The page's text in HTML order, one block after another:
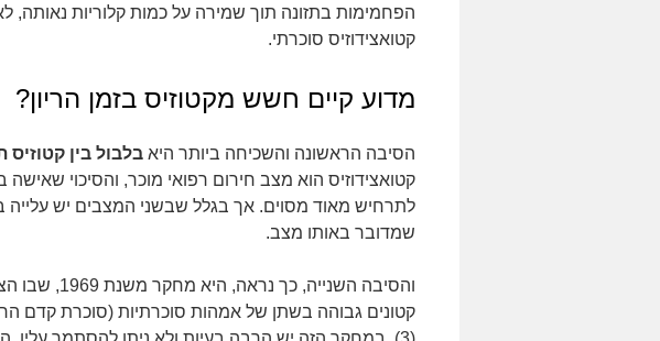
הפחמימות בתזונה תוך שמירה על כמות קלוריות נאותה,
קטואצידוזיס סוכרתי.
מדוע קיים חשש מקטוזיס בזמן הריון?
הסיבה הראשונה והשכיחה ביותר היא בלבול בין קטוזיס
קטואצידוזיס הוא מצב חירום רפואי מוכר, והסיכוי שאישה
לתרחיש מאוד מסוים. אך בגלל שבשני המצבים יש
שמדובר באותו מצב.
והסיבה
קטונים גבוהה בשתן של אמהות סוכרתיות (סוכרת קדם